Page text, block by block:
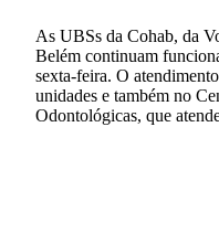
As UBSs da Cohab, da
Belém continuam
sexta-feira. O
unidades e também no
Odontológicas, que